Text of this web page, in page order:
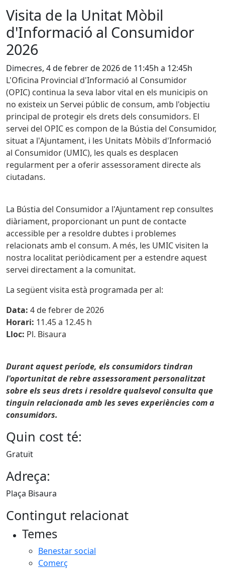
Visita de la Unitat Mòbil
d'Informació al Consumidor
2026
Dimecres, 4 de febrer de 2026 de 11:45h a 12:45h
L'Oficina Provincial d'Informació al Consumidor
(OPIC) continua la seva labor vital en els municipis on
no existeix un Servei públic de consum, amb l'objectiu
principal de protegir els drets dels consumidors. El
servei del OPIC es compon de la Bústia del Consumidor,
situat a l'Ajuntament, i les Unitats Mòbils d'Informació
al Consumidor (UMIC), les quals es desplacen
regularment per a oferir assessorament directe als
ciutadans.
La Bústia del Consumidor a l'Ajuntament rep consultes
diàriament, proporcionant un punt de contacte
accessible per a resoldre dubtes i problemes
relacionats amb el consum. A més, les UMICvisiten la
nostra localitat periòdicament per a estendre aquest
servei directament a la comunitat.
La següent visita està programada per al:
Data: 4 de febrer de 2026
Horari: 11.45 a 12.45 h
Lloc: Pl. Bisaura
Durant aquest període, els consumidors tindran
l'oportunitat de rebre assessorament personalitzat
sobre els seus drets i resoldre qualsevol consulta que
tinguin relacionada amb les seves experiències com a
consumidors.
Quin cost té:
Gratuït
Adreça:
Plaça Bisaura
Contingut relacionat
Temes
Benestar social
Comerç